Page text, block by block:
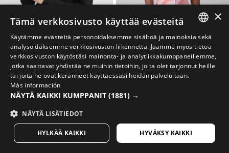
M XL
DW GROTTO
Miesten lämmin talvipyöräilypaita
$164.95
XL XXL
M2 NRC PINK
$84.95
ENGLISH
GREEK
FINNISH
×
Tämä verkkosivusto käyttää evästeitä
Käytämme evästeitä personoidaksemme sisältöä ja mainoksia sekä
analysoidaksemme verkkosivuston liikennettä. Jaamme myös tietoa
verkkosivuston käytöstäsi mainonta- ja analytiikkakumppaneillemme,
jotka saattavat yhdistää ne muihin tietoihin, joita olet tarjonnut heille
tai joita he ovat keränneet käyttäessäsi heidän palveluitaan.
Más información
NÄYTÄ KAIKKI KUMPPANIT (1881) →
NÄYTÄ LISÄTIEDOT
HYVÄKSY KAIKKI
HYLKÄÄ KAIKKI